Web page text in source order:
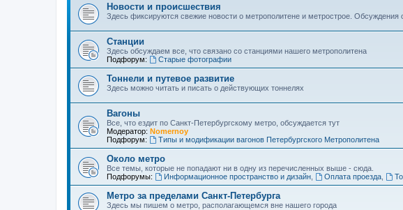
Новости и происшествия
Здесь фиксируются свежие новости о метрополитене и метрострое. Обсуждения
Станции
Здесь обсуждаем все, что связано со станциями нашего метрополитена
Подфорум:
Старые фотографии
Тоннели и путевое развитие
Здесь можно читать и писать о действующих тоннелях
Вагоны
Все, что ездит по Санкт-Петербургскому метро, обсуждается тут
Модератор: Nomernoy
Подфорум:
Типы и модификации вагонов Петербургского Метрополитена
Около метро
Все темы, которые не попадают ни в одну из перечисленных выше - сюда.
Подфорумы:
Информационное пространство и дизайн, Оплата проезда,
Метро за пределами Санкт-Петербурга
Здесь мы пишем о метро, располагающемся вне нашего города